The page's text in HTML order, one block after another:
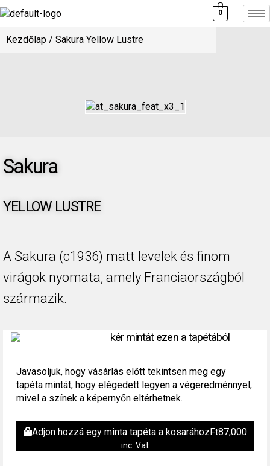
0
Kezdőlap / Sakura Yellow Lustre
Sakura
YELLOW LUSTRE
A Sakura (c1936) matt levelek és finom
virágok nyomata, amely Franciaországból
származik.
kér mintát ezen a tapétából
Javasoljuk, hogy vásárlás előtt tekintsen meg egy
tapéta mintát, hogy elégedett legyen a végeredménnyel,
mivel a színek a képernyőn eltérhetnek.
Adjon hozzá egy minta tapéta a kosaráhozFt87,000
inc. Vat